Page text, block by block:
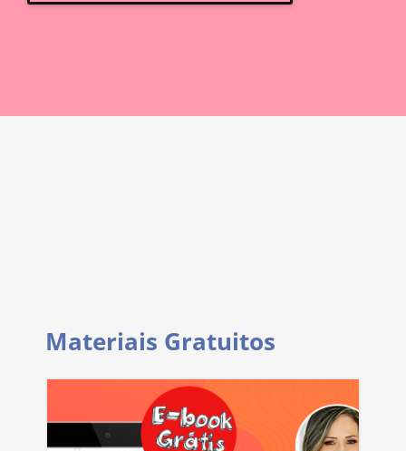
Materiais Gratuitos